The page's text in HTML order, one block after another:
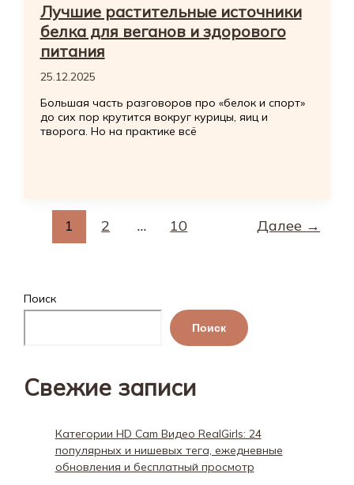
Лучшие растительные источники
белка для веганов и здорового
питания
25.12.2025
Большая часть разговоров про «белок и спорт»
до сих пор крутится вокруг курицы, яиц и
творога. Но на практике всё
1 2 … 10 Далее →
Поиск
Поиск
Свежие записи
Категории HD Cam Видео RealGirls: 24
популярных и нишевых тега, ежедневные
обновления и бесплатный просмотр